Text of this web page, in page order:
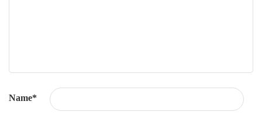
Name*